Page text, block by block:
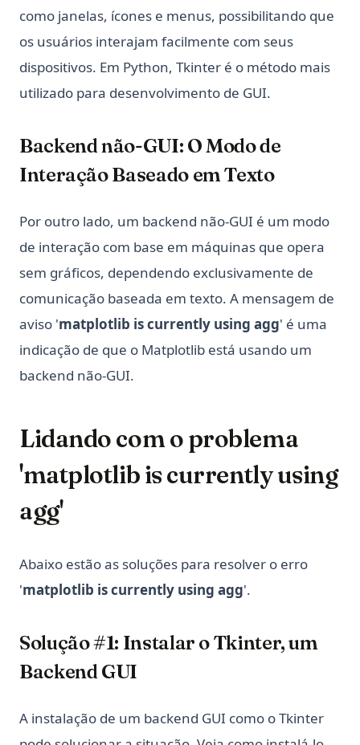
como janelas, ícones e menus, possibilitando que
os usuários interajam facilmente com seus
dispositivos. Em Python, Tkinter é o método mais
utilizado para desenvolvimento de GUI.
Backend não-GUI: O Modo de
Interação Baseado em Texto
Por outro lado, um backend não-GUI é um modo
de interação com base em máquinas que opera
sem gráficos, dependendo exclusivamente de
comunicação baseada em texto. A mensagem de
aviso 'matplotlib is currently using agg' é uma
indicação de que o Matplotlib está usando um
backend não-GUI.
Lidando com o problema
'matplotlib is currently using
agg'
Abaixo estão as soluções para resolver o erro
'matplotlib is currently using agg'.
Solução #1: Instalar o Tkinter, um
Backend GUI
A instalação de um backend GUI como o Tkinter